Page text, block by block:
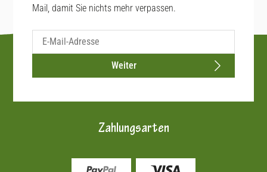
Mail, damit Sie nichts mehr verpassen.
Weiter
Zahlungsarten